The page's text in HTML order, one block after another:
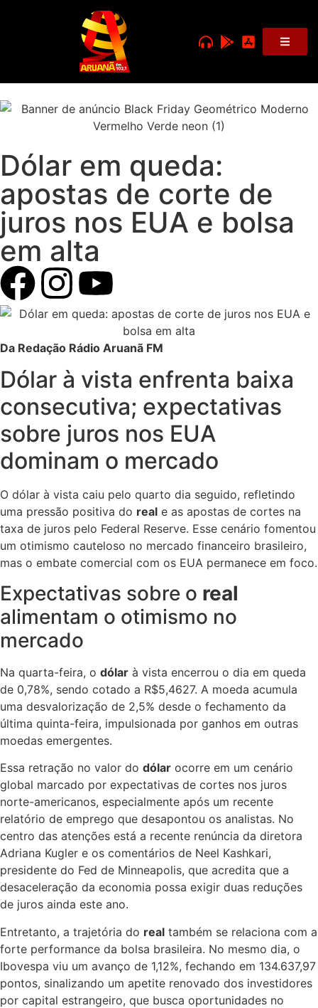
Dólar em queda:
apostas de corte de
juros nos EUA e bolsa
em alta
Da Redação Rádio Aruanã FM
Dólar à vista enfrenta baixa
consecutiva; expectativas
sobre juros nos EUA
dominam o mercado
O dólar à vista caiu pelo quarto dia seguido, refletindo
uma pressão positiva do real e as apostas de cortes na
taxa de juros pelo Federal Reserve. Esse cenário fomentou
um otimismo cauteloso no mercado financeiro brasileiro,
mas o embate comercial com os EUA permanece em foco.
Expectativas sobre o real
alimentam o otimismo no
mercado
Na quarta-feira, o dólar à vista encerrou o dia em queda
de 0,78%, sendo cotado a R$5,4627. A moeda acumula
uma desvalorização de 2,5% desde o fechamento da
última quinta-feira, impulsionada por ganhos em outras
moedas emergentes.
Essa retração no valor do dólar ocorre em um cenário
global marcado por expectativas de cortes nos juros
norte-americanos, especialmente após um recente
relatório de emprego que desapontou os analistas. No
centro das atenções está a recente renúncia da diretora
Adriana Kugler e os comentários de Neel Kashkari,
presidente do Fed de Minneapolis, que acredita que a
desaceleração da economia possa exigir duas reduções
de juros ainda este ano.
Entretanto, a trajetória do real também se relaciona com a
forte performance da bolsa brasileira. No mesmo dia, o
Ibovespa viu um avanço de 1,12%, fechando em 134.637,97
pontos, sinalizando um apetite renovado dos investidores
por capital estrangeiro, que busca oportunidades no